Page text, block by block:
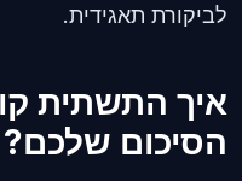
לביקורת תאגידית.
איך התשתית
הסיכום שלכם?